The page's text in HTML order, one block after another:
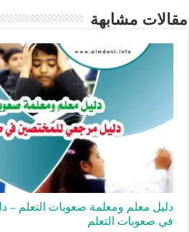
مقالات مشابهة
دليل معلم ومعلمة صعوبات التعلم –
في صعوبات التعلم